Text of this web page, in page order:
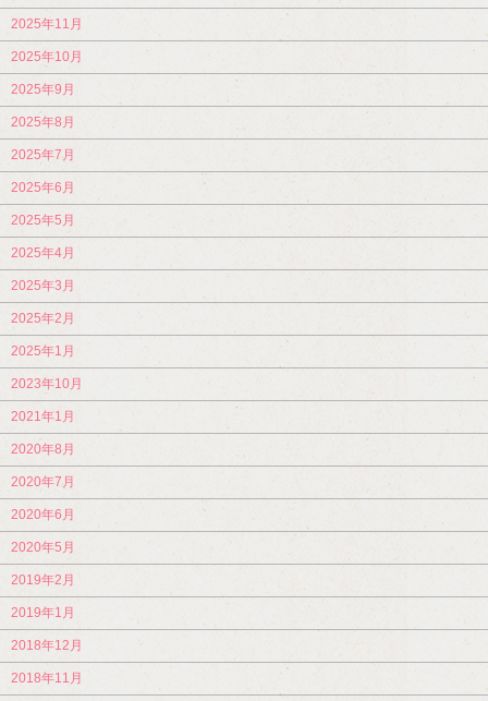
2025年11月
2025年10月
2025年9月
2025年8月
2025年7月
2025年6月
2025年5月
2025年4月
2025年3月
2025年2月
2025年1月
2023年10月
2021年1月
2020年8月
2020年7月
2020年6月
2020年5月
2019年2月
2019年1月
2018年12月
2018年11月